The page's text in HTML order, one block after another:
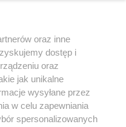
oraz inne
dostęp i
oraz
jak unikalne
wysyłane przez
w celu zapewniania
spersonalizowanych